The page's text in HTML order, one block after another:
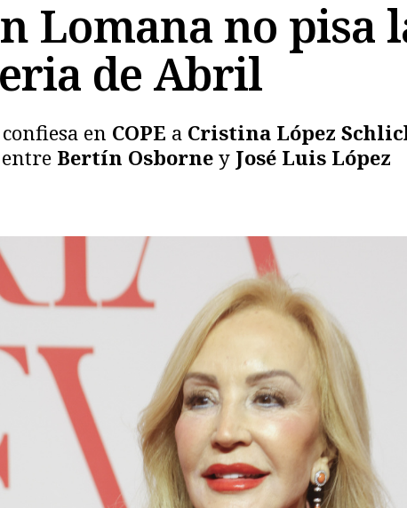
Lomana no pisa
de Abril
en COPE a Cristina López
Bertín Osborne y José Luis López